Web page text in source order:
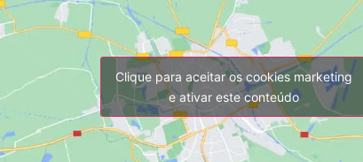
Clique para aceitar os cookies marketing
e ativar este conteúdo